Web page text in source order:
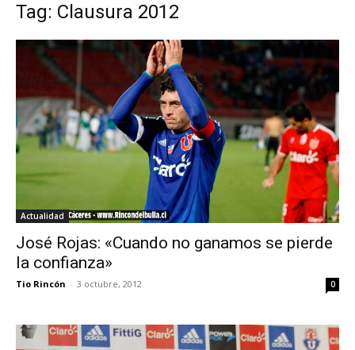
Tag: Clausura 2012
Actualidad
José Rojas: «Cuando no ganamos se pierde
la confianza»
Tio Rincón - 3 octubre, 2012 0